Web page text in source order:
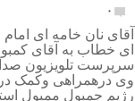
۰
آقای نان خامه ای
ای خطاب به آقای
سرپرست تلویزیون
وی درهمراهی وکمک
رژیم جمبول ممبول